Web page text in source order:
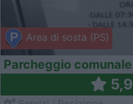
Area di sosta (PS)
Parcheggio comunale
5,9